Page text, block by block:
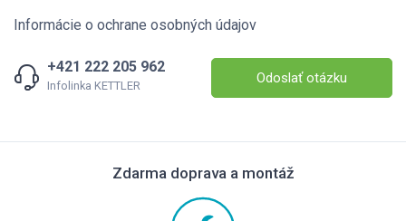
Informácie o ochrane osobných údajov
+421 222 205 962
Infolinka KETTLER Odoslať otázku
Zdarma doprava a montáž